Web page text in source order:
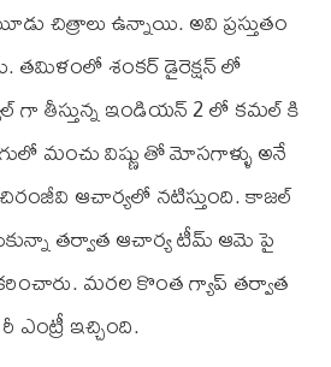
చిత్రాలు ఉన్నాయి. అవి ప్రస్తుతం
శంకర్ డైరెక్షన్ లో
గా తీస్తున్న ఇండియన్ 2 లో కమల్ కి
మంచు విష్ణు తో మోసగాళ్ళు అనే
ఆచార్యలో నటిస్తుంది. కాజల్
తర్వాత ఆచార్య టీమ్ ఆమె పై
మరల కొంత గ్యాప్ తర్వాత
ఇచ్చింది.